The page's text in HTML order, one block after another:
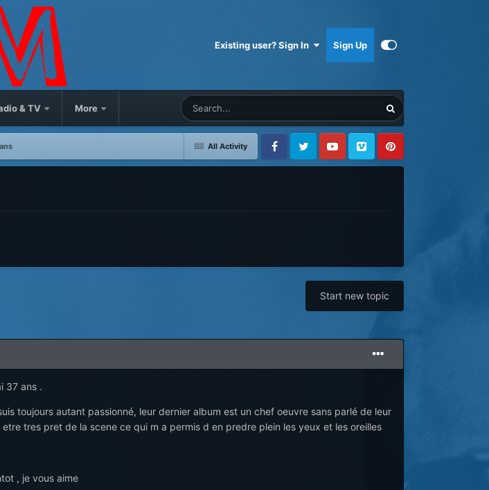
Existing user? Sign In Sign Up
& TV More
All Activity
FacebookTwitter Youtube Vimeo Pinterest
Start new topic
37 ans .
toujours autant passionné, leur dernier album est un chef oeuvre sans parlé de leur
tres pret de la scene ce qui m a permis d en predre plein les yeux et les oreilles
, je vous aime